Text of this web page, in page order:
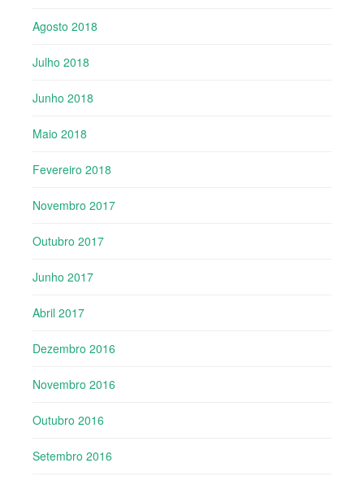
Agosto 2018
Julho 2018
Junho 2018
Maio 2018
Fevereiro 2018
Novembro 2017
Outubro 2017
Junho 2017
Abril 2017
Dezembro 2016
Novembro 2016
Outubro 2016
Setembro 2016